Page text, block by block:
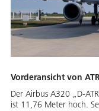
Vorderansicht von
Der Airbus A320 „D-
ist 11,76 Meter hoch.